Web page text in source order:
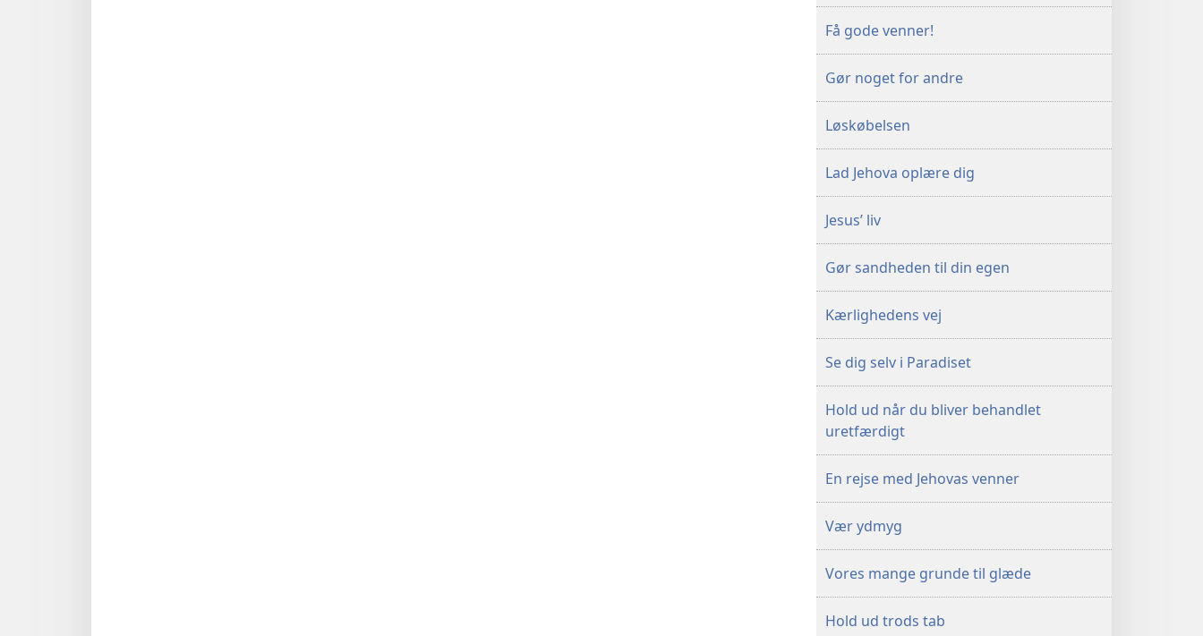
Få gode venner!
Gør noget for andre
Løskøbelsen
Lad Jehova oplære dig
Jesus’ liv
Gør sandheden til din egen
Kærlighedens vej
Se dig selv i Paradiset
Hold ud når du bliver behandlet
uretfærdigt
En rejse med Jehovas venner
Vær ydmyg
Vores mange grunde til glæde
Hold ud trods tab